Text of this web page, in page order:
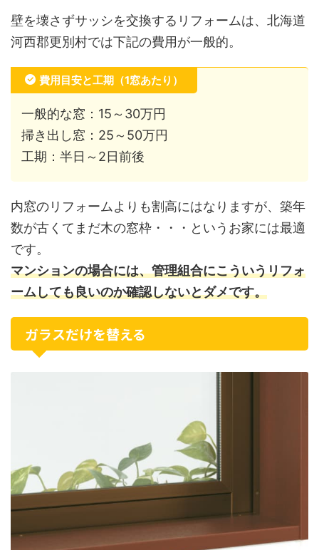
壁を壊さずサッシを交換するリフォームは、北海道
河西郡更別村では下記の費用が一般的。
費用目安と工期（1窓あたり）
一般的な窓：15～30万円
掃き出し窓：25～50万円
工期：半日～2日前後
内窓のリフォームよりも割高にはなりますが、築年
数が古くてまだ木の窓枠・・・というお家には最適
です。
マンションの場合には、管理組合にこういうリフォ
ームしても良いのか確認しないとダメです。
ガラスだけを替える